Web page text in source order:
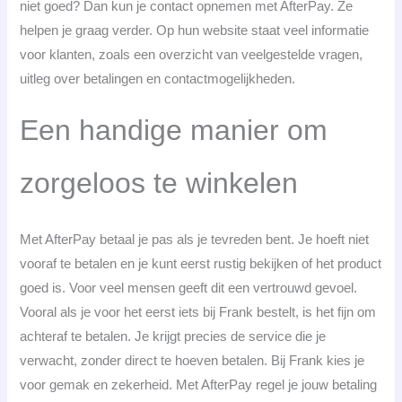
niet goed? Dan kun je contact opnemen met AfterPay. Ze
helpen je graag verder. Op hun website staat veel informatie
voor klanten, zoals een overzicht van veelgestelde vragen,
uitleg over betalingen en contactmogelijkheden.
Een handige manier om
zorgeloos te winkelen
Met AfterPay betaal je pas als je tevreden bent. Je hoeft niet
vooraf te betalen en je kunt eerst rustig bekijken of het product
goed is. Voor veel mensen geeft dit een vertrouwd gevoel.
Vooral als je voor het eerst iets bij Frank bestelt, is het fijn om
achteraf te betalen. Je krijgt precies de service die je
verwacht, zonder direct te hoeven betalen. Bij Frank kies je
voor gemak en zekerheid. Met AfterPay regel je jouw betaling